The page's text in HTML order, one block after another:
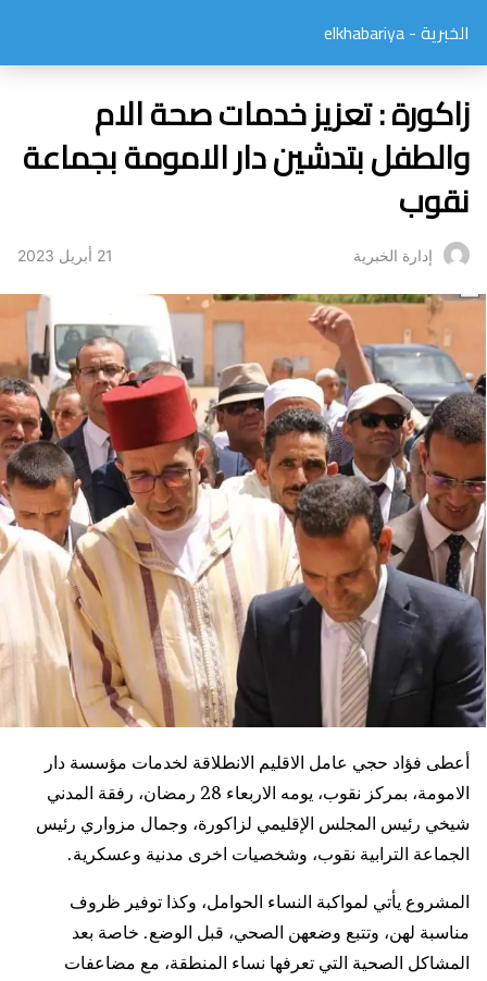
الخبرية - elkhabariya
زاكورة : تعزيز خدمات صحة الام
والطفل بتدشين دار الامومة بجماعة
نقوب
إدارة الخبرية 21 أبريل 2023
أعطى فؤاد حجي عامل الاقليم الانطلاقة لخدمات مؤسسة دار
الامومة، بمركز نقوب، يومه الاربعاء 28 رمضان، رفقة المدني
شيخي رئيس المجلس الإقليمي لزاكورة، وجمال مزواري رئيس
الجماعة الترابية نقوب، وشخصيات اخرى مدنية وعسكرية.
المشروع يأتي لمواكبة النساء الحوامل، وكذا توفير ظروف
مناسبة لهن، وتتبع وضعهن الصحي، قبل الوضع. خاصة بعد
المشاكل الصحية التي تعرفها نساء المنطقة، مع مضاعفات